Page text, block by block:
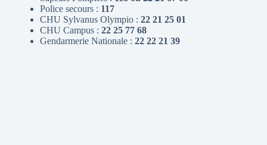
Police secours : 117
CHU Sylvanus Olympio : 22 21 25 01
CHU Campus : 22 25 77 68
Gendarmerie Nationale : 22 22 21 39